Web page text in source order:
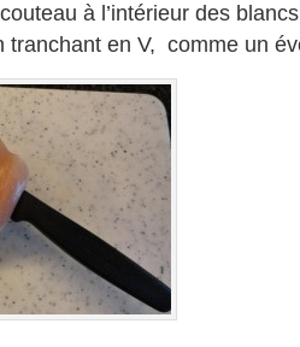
à l’intérieur des
tranchant en V, comme un